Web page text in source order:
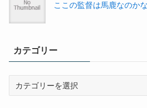
ここの監督は馬鹿なのか
カテゴリー